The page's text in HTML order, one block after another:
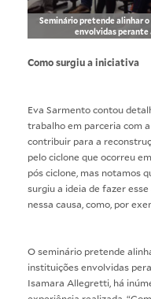
Seminário pretende alinhar
envolvidas
Como surgiu a iniciativa
Eva Sarmento contou
trabalho em parceria com
contribuir para a
pelo ciclone que ocorreu
pós ciclone, mas notamos
surgiu a ideia de fazer
nessa causa, como, por
O seminário pretende
instituições envolvidas
Isamara Allegretti, há